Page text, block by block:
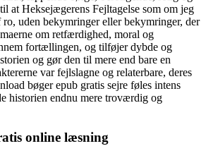
at Heksejægerens Fejltagelse som om jeg
ro, uden bekymringer eller bekymringer, der
om retfærdighed, moral og
fortællingen, og tilføjer dybde og
og gør den til mere end bare en
var fejlslagne og relaterbare, deres
bøger epub gratis sejre føles intens
historien endnu mere troværdig og
online læsning